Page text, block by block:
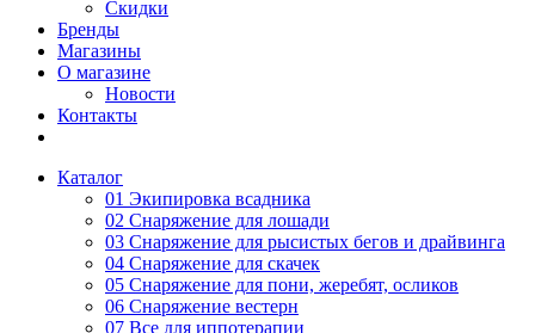
Скидки
Бренды
Магазины
О магазине
Новости
Контакты
Каталог
01 Экипировка всадника
02 Снаряжение для лошади
03 Снаряжение для рысистых бегов и драйвинга
04 Снаряжение для скачек
05 Снаряжение для пони, жеребят, осликов
06 Снаряжение вестерн
07 Все для иппотерапии